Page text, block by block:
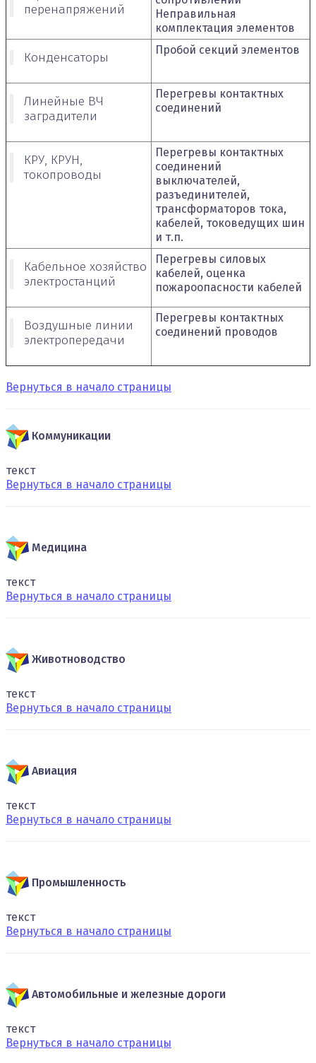
перенапряжений
Неправильная
комплектация элементов
Конденсаторы
Пробой секций элементов
Линейные ВЧ
заградители
Перегревы контактных
соединений
КРУ, КРУН,
токопроводы
Перегревы контактных
соединений
выключателей,
разъединителей,
трансформаторов тока,
кабелей, токоведущих шин
и т.п.
Кабельное хозяйство
электростанций
Перегревы силовых
кабелей, оценка
пожароопасности кабелей
Воздушные линии
электропередачи
Перегревы контактных
соединений проводов
Вернуться в начало страницы
Коммуникации
текст
Вернуться в начало страницы
Медицина
текст
Вернуться в начало страницы
Животноводство
текст
Вернуться в начало страницы
Авиация
текст
Вернуться в начало страницы
Промышленность
текст
Вернуться в начало страницы
Автомобильные и железные дороги
текст
Вернуться в начало страницы